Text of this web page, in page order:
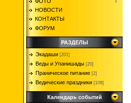
НОВОСТИ
КОНТАКТЫ
ФОРУМ
РАЗДЕЛЫ
Экадаши [201]
Веды и Упанишады [20]
Праническое питание [2]
Ведические праздники [109]
Календарь событий